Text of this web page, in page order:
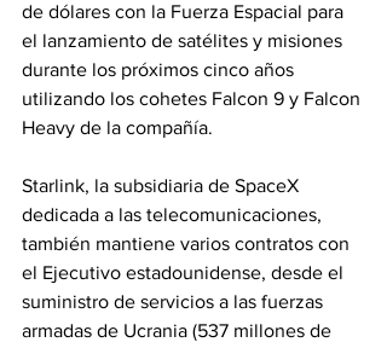
de dólares con la Fuerza Espacial para
el lanzamiento de satélites y misiones
durante los próximos cinco años
utilizando los cohetes Falcon 9 y Falcon
Heavy de la compañía.
Starlink, la subsidiaria de SpaceX
dedicada a las telecomunicaciones,
también mantiene varios contratos con
el Ejecutivo estadounidense, desde el
suministro de servicios a las fuerzas
armadas de Ucrania (537 millones de